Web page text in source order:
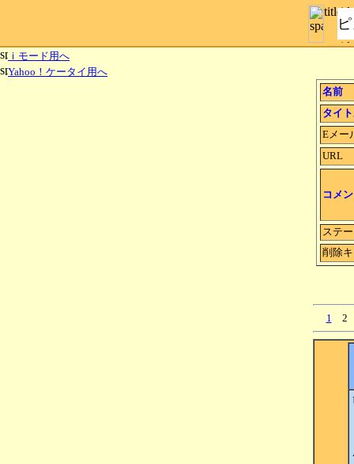
ｉモード用へ
Yahoo！ケータイ用へ
名前
タイ
Eメー
URL
コメ
ステ
削除
1 2